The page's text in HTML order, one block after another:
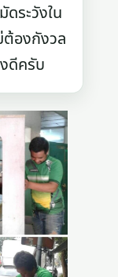
ดระวังใน
ต้องกังวล
ดีครับ